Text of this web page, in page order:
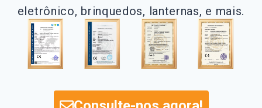
eletrônico, brinquedos, lanternas, e mais.